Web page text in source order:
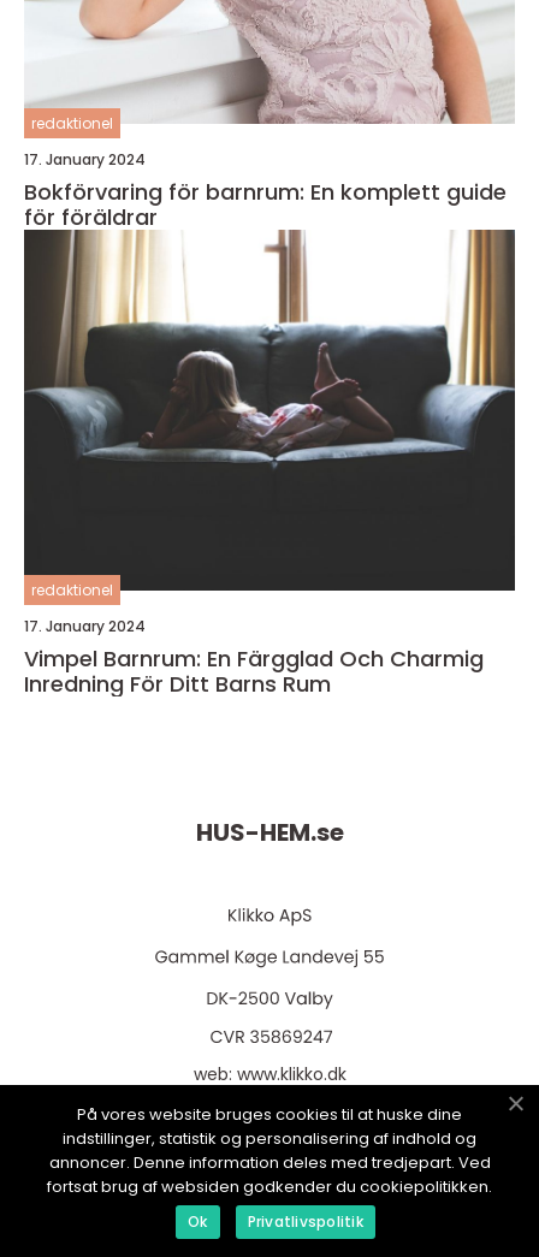
redaktionel
17. January 2024
Bokförvaring för barnrum: En komplett guide
för föräldrar
redaktionel
17. January 2024
Vimpel Barnrum: En Färgglad Och Charmig
Inredning För Ditt Barns Rum
HUS-HEM.se
web: www.klikko.dk
Menu
På vores website bruges cookies til at huske dine
indstillinger, statistik og personalisering af indhold og
annoncer. Denne information deles med tredjepart. Ved
fortsat brug af websiden godkender du cookiepolitikken.
Ok Privatlivspolitik